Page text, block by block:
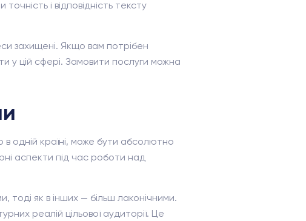
і відповідність тексту
захищені. Якщо вам потрібен
у цій сфері. Замовити послуги можна
одній країні, може бути абсолютно
аспекти під час роботи над
як в інших — більш лаконічними.
реалій цільової аудиторії. Це